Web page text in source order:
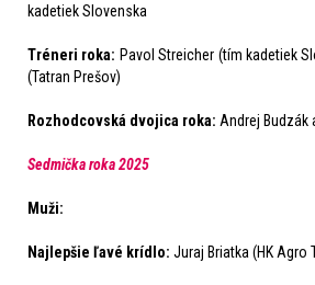
kadetiek Slovenska
Tréneri roka: Pavol Streicher (tím kadetiek
(Tatran Prešov)
Rozhodcovská dvojica roka: Andrej Budzák
Sedmička roka 2025
Muži:
Najlepšie ľavé krídlo: Juraj Briatka (HK Agro